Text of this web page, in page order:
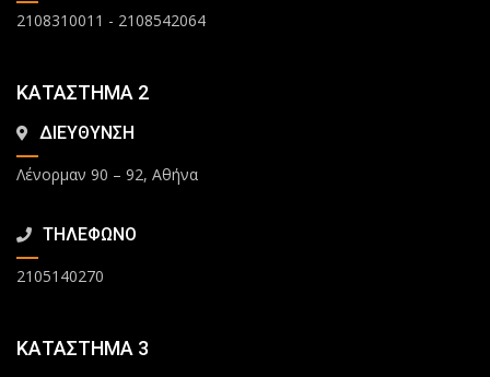
2108310011 - 2108542064
ΚΑΤΑΣΤΗΜΑ 2
ΔΙΕΥΘΥΝΣΗ
Λένορμαν 90 – 92, Αθήνα
ΤΗΛΕΦΩΝΟ
2105140270
ΚΑΤΑΣΤΗΜΑ 3